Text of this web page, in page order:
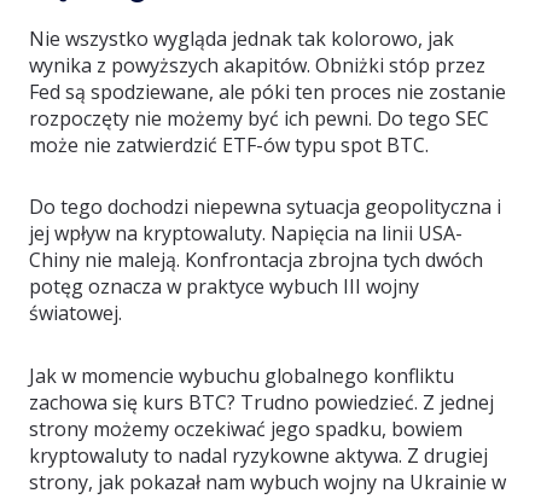
Nie wszystko wygląda jednak tak kolorowo, jak
wynika z powyższych akapitów. Obniżki stóp przez
Fed są spodziewane, ale póki ten proces nie zostanie
rozpoczęty nie możemy być ich pewni. Do tego SEC
może nie zatwierdzić ETF-ów typu spot BTC.
Do tego dochodzi niepewna sytuacja geopolityczna i
jej wpływ na kryptowaluty. Napięcia na linii USA-
Chiny nie maleją. Konfrontacja zbrojna tych dwóch
potęg oznacza w praktyce wybuch III wojny
światowej.
Jak w momencie wybuchu globalnego konfliktu
zachowa się kurs BTC? Trudno powiedzieć. Z jednej
strony możemy oczekiwać jego spadku, bowiem
kryptowaluty to nadal ryzykowne aktywa. Z drugiej
strony, jak pokazał nam wybuch wojny na Ukrainie w